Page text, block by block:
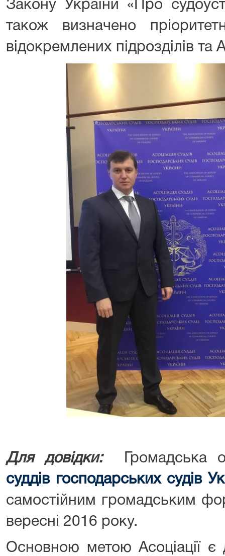
Закону України «Про
також визначено
відокремлених підрозділів та
Для довідки:Громадська
суддів господарських судів
самостійним громадським
вересні 2016 року.
Основною метою Асоціації є